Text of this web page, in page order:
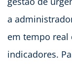
a
em tempo real
indicadores.